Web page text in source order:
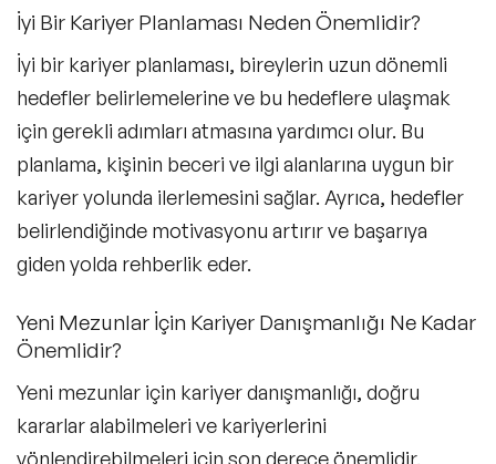
İyi Bir Kariyer Planlaması Neden Önemlidir?
İyi bir kariyer planlaması, bireylerin uzun dönemli
hedefler belirlemelerine ve bu hedeflere ulaşmak
için gerekli adımları atmasına yardımcı olur. Bu
planlama, kişinin beceri ve ilgi alanlarına uygun bir
kariyer yolunda ilerlemesini sağlar. Ayrıca, hedefler
belirlendiğinde motivasyonu artırır ve başarıya
giden yolda rehberlik eder.
Yeni Mezunlar İçin Kariyer Danışmanlığı Ne Kadar
Önemlidir?
Yeni mezunlar için kariyer danışmanlığı, doğru
kararlar alabilmeleri ve kariyerlerini
yönlendirebilmeleri için son derece önemlidir.